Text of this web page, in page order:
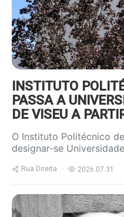
INSTITUTO
PASSA A
DE VISEU A
O Instituto Politécnico
designar-se
Rua Direita 2026.07.31
https://